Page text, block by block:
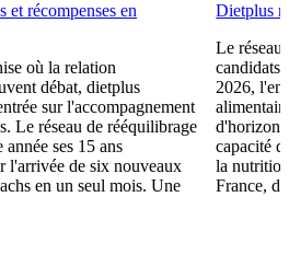
récompenses en
où la relation
débat, dietplus
sur l'accompagnement
Le réseau de rééquilibrage
ses 15 ans
l'arrivée de six nouveaux
en un seul mois. Une
Dietplus
Le réseau
candidats
2026,
capacité
la
France,